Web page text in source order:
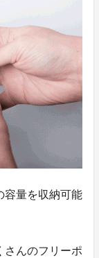
容量を収納可能
さんのフリーポ